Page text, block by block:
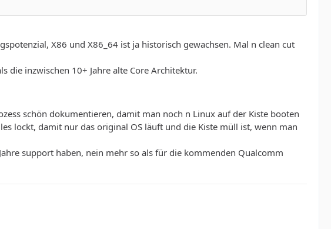
X86 und X86_64 ist ja historisch gewachsen. Mal n clean cut
die inzwischen 10+ Jahre alte Core Architektur.
schön dokumentieren, damit man noch n Linux auf der Kiste booten
lockt, damit nur das original OS läuft und die Kiste müll ist, wenn man
support haben, nein mehr so als für die kommenden Qualcomm